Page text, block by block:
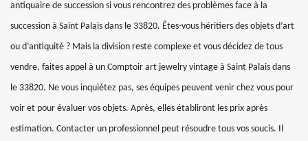
antiquaire de succession si vous rencontrez des problèmes face à la
succession à Saint Palais dans le 33820. Êtes-vous héritiers des objets d’art
ou d’antiquité ? Mais la division reste complexe et vous décidez de tous
vendre, faites appel à un Comptoir art jewelry vintage à Saint Palais dans
le 33820. Ne vous inquiétez pas, ses équipes peuvent venir chez vous pour
voir et pour évaluer vos objets. Après, elles établiront les prix après
estimation. Contacter un professionnel peut résoudre tous vos soucis. Il